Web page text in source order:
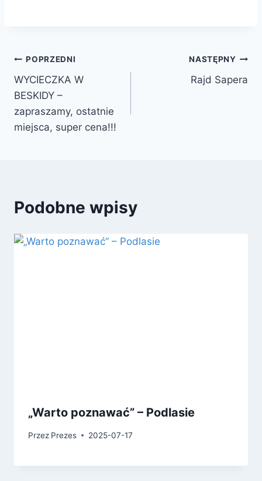
POPRZEDNI
WYCIECZKA W
BESKIDY –
zapraszamy, ostatnie
miejsca, super cena!!!
NASTĘPNY
Rajd Sapera
Podobne wpisy
„Warto poznawać” – Podlasie
Przez Prezes 2025-07-17